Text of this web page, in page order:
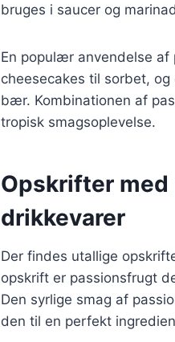
bruges i saucer og
En populær anvendelse af
cheesecakes til sorbet,
bær. Kombinationen af
tropisk smagsoplevelse.
Opskrifter
drikkevarer
Der findes utallige
opskrift er passionsfrugt
Den syrlige smag af
den til en perfekt